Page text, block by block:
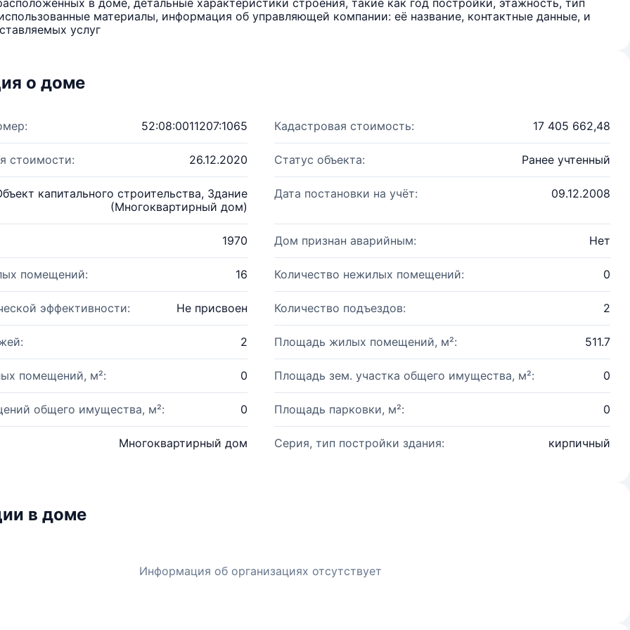
в доме, детальные характеристики строения, такие как год постройки, этажность, тип
материалы, информация об управляющей компании: её название, контактные данные, и
услуг
о доме
52:08:0011207:1065 Кадастровая стоимость: 17 405 662,48
стоимости: 26.12.2020 Статус объекта: Ранее учтенный
капитального строительства, Здание
(Многоквартирный дом)
Дата постановки на учёт: 09.12.2008
1970 Дом признан аварийным: Нет
помещений: 16 Количество нежилых помещений: 0
эффективности: Не присвоен Количество подъездов: 2
2 Площадь жилых помещений, м²: 511.7
помещений, м²: 0 Площадь зем. участка общего имущества, м²: 0
общего имущества, м²: 0 Площадь парковки, м²: 0
Многоквартирный дом Серия, тип постройки здания: кирпичный
в доме
Информация об организациях отсутствует